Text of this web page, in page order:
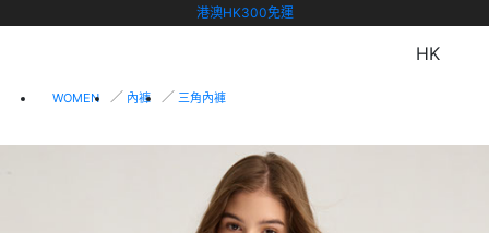
港澳HK300免運
HK
WOMEN 內褲 三角內褲